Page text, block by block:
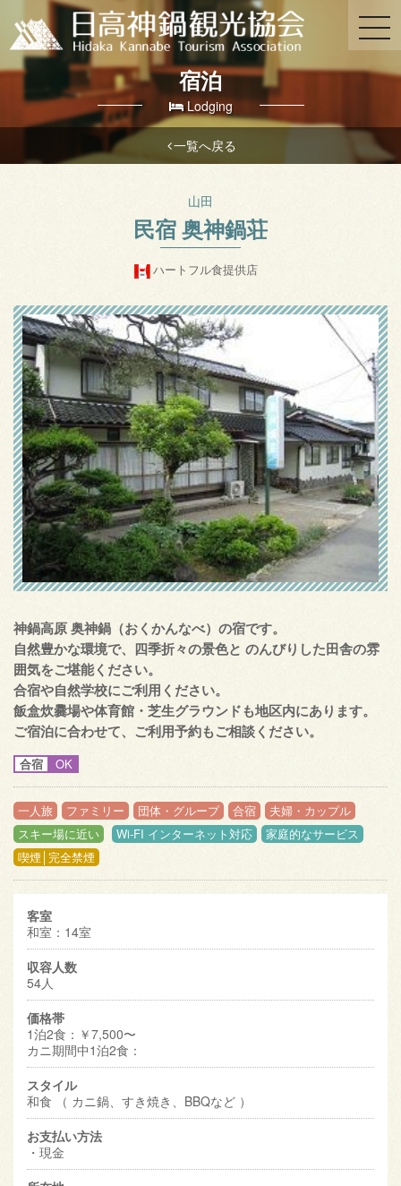
宿泊
Lodging
一覧へ戻る
山田
民宿 奥神鍋荘
ハートフル食提供店
神鍋高原 奥神鍋（おくかんなべ）の宿です。
自然豊かな環境で、四季折々の景色と のんびりした田舎の雰
囲気をご堪能ください。
合宿や自然学校にご利用ください。
飯盒炊爨場や体育館・芝生グラウンドも地区内にあります。
ご宿泊に合わせて、ご利用予約もご相談ください。
合宿 OK
一人旅 ファミリー 団体・グループ 合宿
夫婦・カップル
スキー場に近い
Wi-FI インターネット対応
家庭的なサービス
喫煙│完全禁煙
客室
和室：14室
収容人数
54人
価格帯
1泊2食：￥7,500〜
カニ期間中1泊2食：
スタイル
和食 （ カニ鍋、すき焼き、BBQなど ）
お支払い方法
・現金